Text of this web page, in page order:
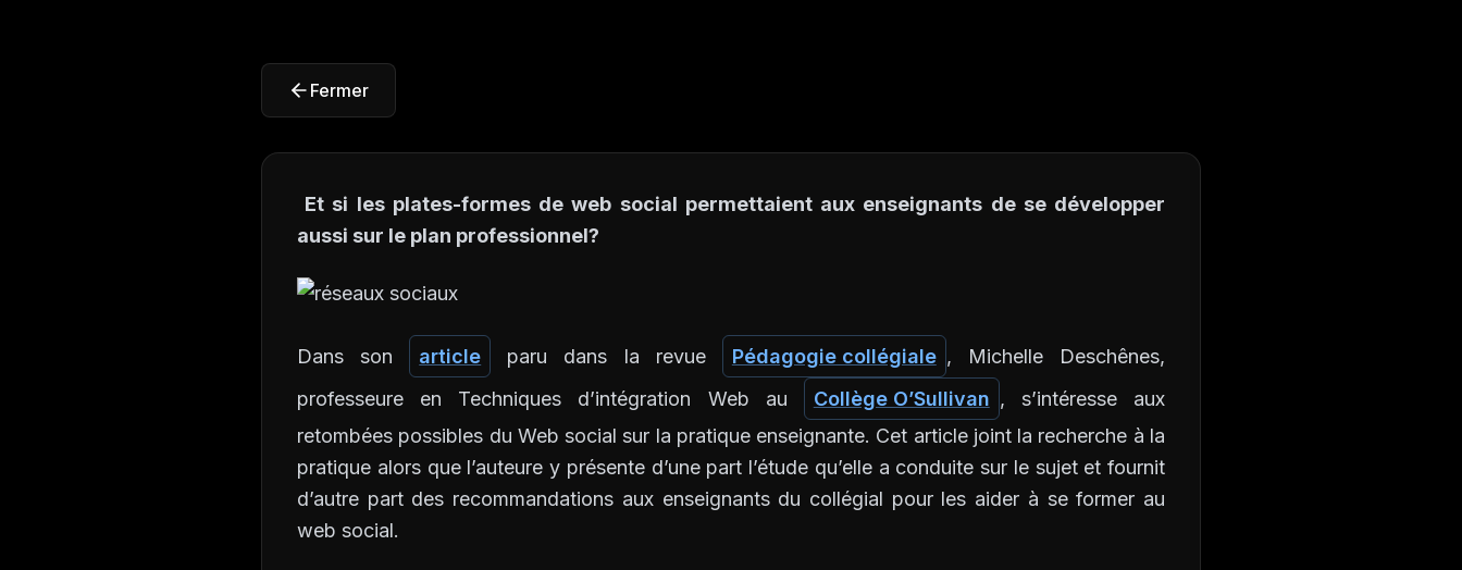
Fermer
Et si les plates-formes de web social permettaient aux enseignants de se développer
aussi sur le plan professionnel?
Dans son article paru dans la revue Pédagogie collégiale , Michelle Deschênes,
professeure en Techniques d’intégration Web au
Collège O’Sullivan , s’intéresse aux
retombées possibles du Web social sur la pratique enseignante. Cet article joint la recherche à la
pratique alors que l’auteure y présente d’une part l’étude qu’elle a conduite sur le sujet et fournit
d’autre part des recommandations aux enseignants du collégial pour les aider à se former au
web social.